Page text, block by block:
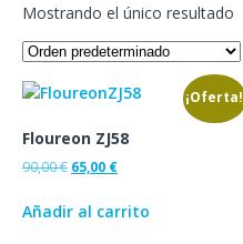
Mostrando el único resultado
¡Oferta!
Floureon ZJ58
90,00€ 65,00 €
Añadir al carrito